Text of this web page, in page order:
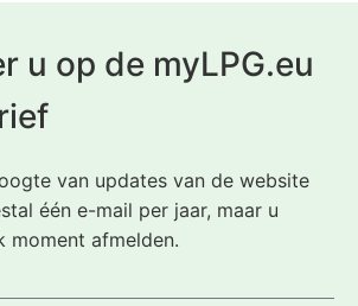
u op de myLPG.eu
van updates van de website
één e-mail per jaar, maar u
moment afmelden.